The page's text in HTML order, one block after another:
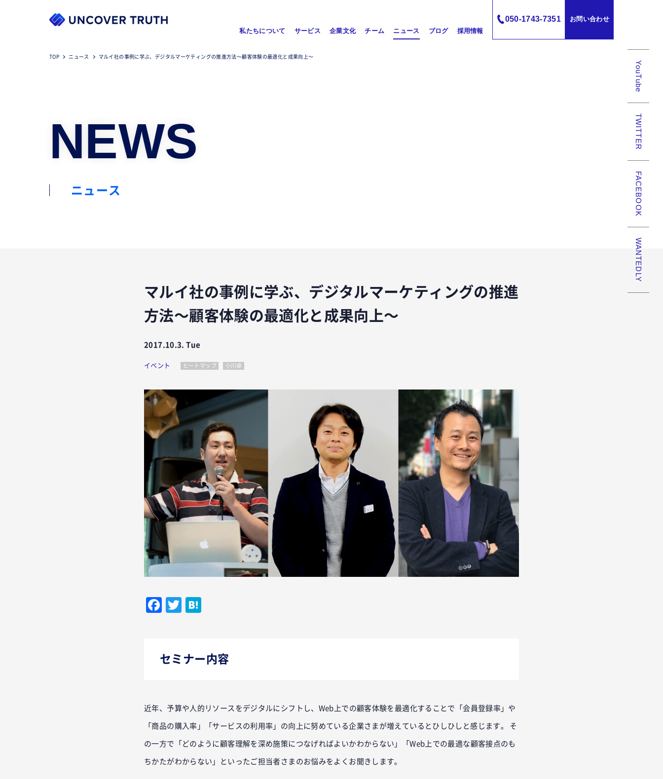
私たちについて サービス 企業文化 チーム ニュース ブログ 採用情報
お問い合わせ
050-1743-7351
YouTube
TWITTER
FACEBOOK
WANTEDLY
TOP ニュース マルイ社の事例に学ぶ、デジタルマーケティングの推進方法〜顧客体験の最適化と成果向上〜
NEWS
ニュース
マルイ社の事例に学ぶ、デジタルマーケティングの推進
方法〜顧客体験の最適化と成果向上〜
2017.10.3. Tue
イベント ヒートマップ 小川卓
Facebook
Twitter
セミナー内容
近年、予算や人的リソースをデジタルにシフトし、Web上での顧客体験を最適化することで「会員登録率」や
「商品の購入率」「サービスの利用率」の向上に努めている企業さまが増えているとひしひしと感じます。 そ
の一方で「どのように顧客理解を深め施策につなげればよいかわからない」「Web上での最適な顧客接点のも
ちかたがわからない」といったご担当者さまのお悩みをよくお聞きします。